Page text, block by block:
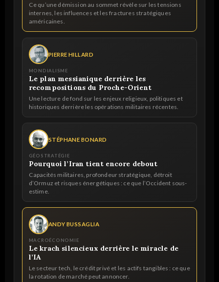
Ce qu’une démission au sommet révèle sur les tensions
internes, les influences et les fractures stratégiques
américaines.
PIERRE HILLARD
MONDIALISME
Le plan messianique derrière les
recompositions du Proche-Orient
Une lecture de fond sur les enjeux religieux, politiques et
historiques derrière les opérations militaires récentes.
STÉPHANE BONARD
GÉOSTRATÉGIE
Pourquoi l’Iran tient encore debout
Capacités militaires, profondeur stratégique, détroit
d’Ormuz et risques énergétiques : ce que l’Occident sous-
estime.
ANDY BUSSAGLIA
MACROÉCONOMIE
Le krach silencieux derrière le miracle de
l’IA
Le secteur tech, le crédit privé et les actifs tangibles : ce que
la rotation de marché peut annoncer.